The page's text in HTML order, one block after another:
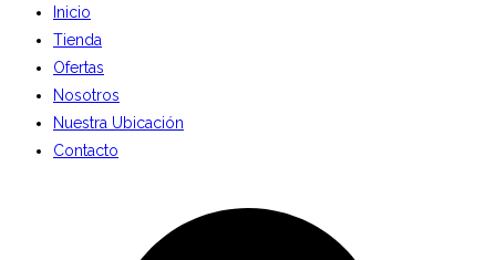
Inicio
Tienda
Ofertas
Nosotros
Nuestra Ubicación
Contacto